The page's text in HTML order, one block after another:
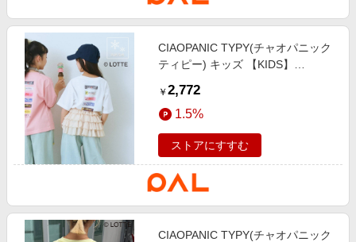
CIAOPANIC TYPY(チャオパニック
ティピー) キッズ 【KIDS】
バックロゴ板ガム集合TEE ホワイ
ト
￥ 2,772
1.5%
ストアにすすむ
CIAOPANIC TYPY(チャオパニック